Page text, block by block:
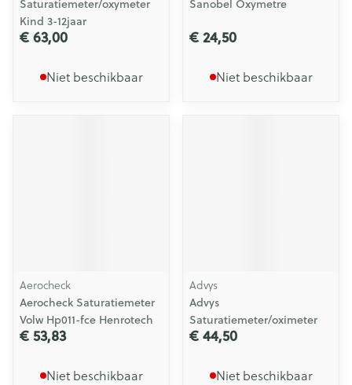
Saturatiemeter/oxymeter
Kind 3-12jaar
€ 63,00
Niet beschikbaar
Sanobel Oxymetre
€ 24,50
Niet beschikbaar
Aerocheck
Aerocheck Saturatiemeter
Volw Hp011-fce Henrotech
€ 53,83
Niet beschikbaar
Advys
Advys
Saturatiemeter/oximeter
€ 44,50
Niet beschikbaar